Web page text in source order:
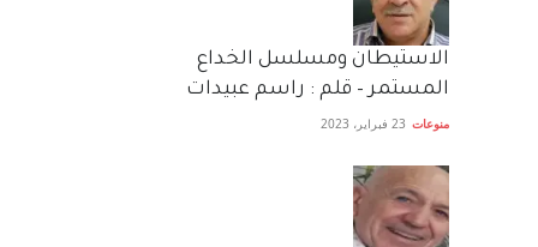
الاستيطان ومسلسل الخداع
المستمر – قلم : راسم عبيدات
منوعات 23 فبراير، 2023